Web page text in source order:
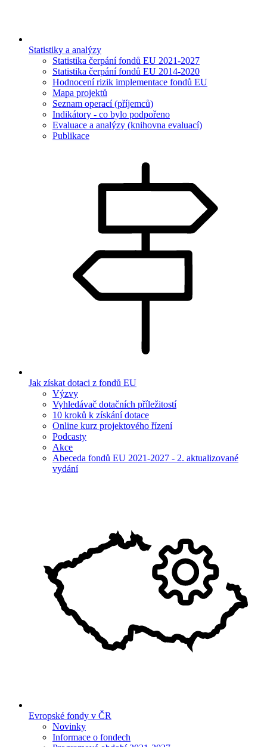
Statistiky a analýzy
Statistika čerpání fondů EU 2021-2027
Statistika čerpání fondů EU 2014-2020
Hodnocení rizik implementace fondů EU
Mapa projektů
Seznam operací (příjemců)
Indikátory - co bylo podpořeno
Evaluace a analýzy (knihovna evaluací)
Publikace
Jak získat dotaci z fondů EU
Výzvy
Vyhledávač dotačních příležitostí
10 kroků k získání dotace
Online kurz projektového řízení
Podcasty
Akce
Abeceda fondů EU 2021-2027 - 2. aktualizované
vydání
Evropské fondy v ČR
Novinky
Informace o fondech